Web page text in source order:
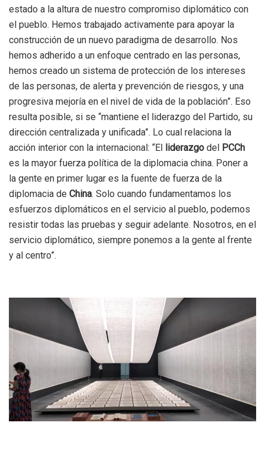
estado a la altura de nuestro compromiso diplomático con
el pueblo. Hemos trabajado activamente para apoyar la
construcción de un nuevo paradigma de desarrollo. Nos
hemos adherido a un enfoque centrado en las personas,
hemos creado un sistema de protección de los intereses
de las personas, de alerta y prevención de riesgos, y una
progresiva mejoría en el nivel de vida de la población”. Eso
resulta posible, si se “mantiene el liderazgo del Partido, su
dirección centralizada y unificada”. Lo cual relaciona la
acción interior con la internacional: “El liderazgo del PCCh
es la mayor fuerza política de la diplomacia china. Poner a
la gente en primer lugar es la fuente de fuerza de la
diplomacia de China. Solo cuando fundamentamos los
esfuerzos diplomáticos en el servicio al pueblo, podemos
resistir todas las pruebas y seguir adelante. Nosotros, en el
servicio diplomático, siempre ponemos a la gente al frente
y al centro”.